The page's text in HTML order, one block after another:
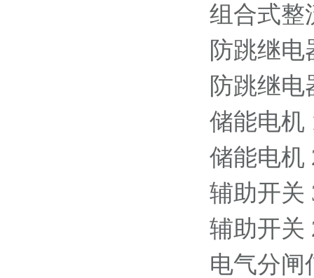
组合式整
防跳继电
防跳继电
储能电机
储能电机
辅助开关
辅助开关
电气分闸